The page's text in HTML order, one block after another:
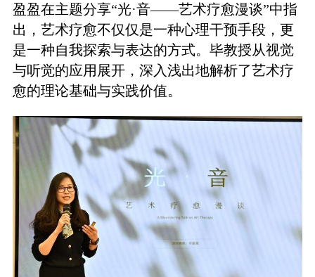
盈盈在主题分享“光·音——艺术疗愈漫谈”中指
出，艺术疗愈不仅仅是一种心理干预手段，更
是一种自我探索与表达的方式。毕教授从视觉
与听觉的应用展开，深入浅出地解析了艺术疗
愈的理论基础与实践价值。